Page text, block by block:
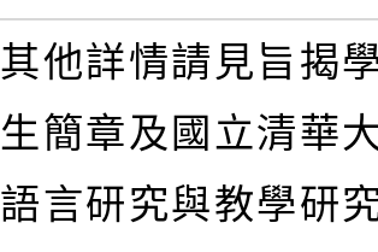
其他詳情請見旨揭
生簡章及國立清華
語言研究與教學研